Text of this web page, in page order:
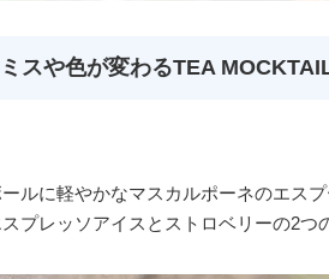
スや色が変わるTEA
ルに軽やかなマスカルポーネのエス
プレッソアイスとストロベリーの2つ